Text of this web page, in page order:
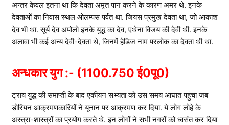
अन्तर केवल इतना था कि देवता अमृत पान करने के कारण अमर थे. इनके
देवताओं का निवास स्थल ओलम्पस पर्वत था. जियस प्रमुख देवता था, जो आकाश
देव भी था. सूर्य देव अपोलो इनके युद्ध का देव, एथेना विजय की देवी थी. इनके
अलावा भी कई अन्य देवी-देवता थे, जिनमें हेडिज नाम परलोक का देवता थी था.
अन्धकार युग :- (1100.750 ई0पू0)
ट्राय युद्ध की समाप्ती के बाद एकीयन सभ्यता को उस समय आघात पहुंचा जब
डोरियन आक्रमणकारियों ने यूनान पर आक्रमण कर दिया. ये लोग लोहे के
अस्त्रा-शास्त्रों का प्रयोग करते थे. इन लोगों ने सभी नगरों को ध्वसंत कर दिया